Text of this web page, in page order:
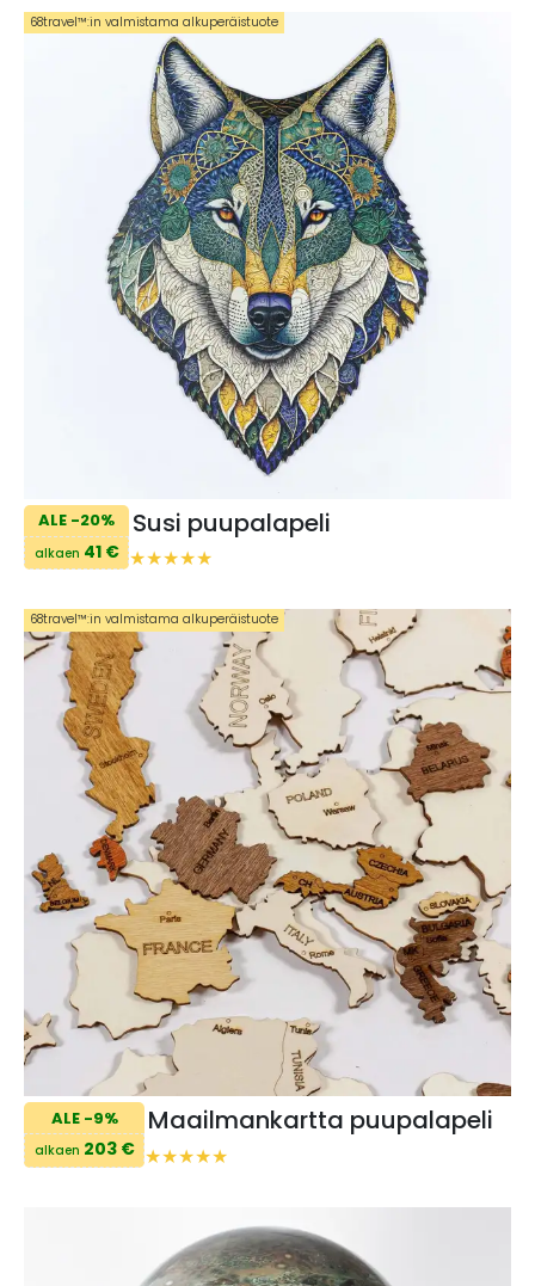
ALE -20%
alkaen 41 €
Susi puupalapeli
68travel™️:in valmistama alkuperäistuote
ALE -9%
alkaen 203 €
Maailmankartta puupalapeli
68travel™️:in valmistama alkuperäistuote